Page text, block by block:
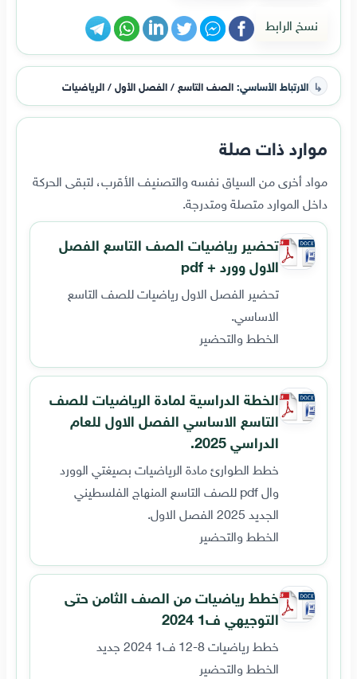
نسخ الرابط
↳ الارتباط الأساسي:الصف التاسع / الفصل الأول / الرياضيات
موارد ذات صلة
مواد أخرى من السياق نفسه والتصنيف الأقرب، لتبقى الحركة
داخل الموارد متصلة ومتدرجة.
تحضير رياضيات الصف التاسع الفصل
الاول وورد + pdf
تحضير الفصل الاول رياضيات للصف التاسع
الاساسي.
الخطط والتحضير
الخطة الدراسية لمادة الرياضيات للصف
التاسع الاساسي الفصل الاول للعام
الدراسي 2025.
خطط الطوارئ مادة الرياضيات بصيغتي الوورد
وال pdf للصف التاسع المنهاج الفلسطيني
الجديد 2025 الفصل الاول.
الخطط والتحضير
خطط رياضيات من الصف الثامن حتى
التوجيهي ف1 2024
خطط رياضيات 8-12 ف1 2024 جديد
الخطط والتحضير